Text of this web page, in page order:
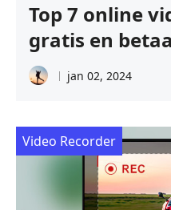
Top 7 online
gratis en
jan 02, 2024
Video Recorder